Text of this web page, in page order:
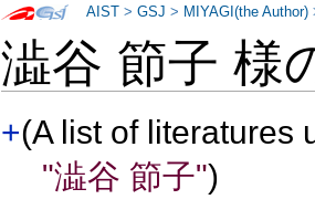
澁谷 節子 様
+(A list of literatures
"澁谷 節子")
AIST >GSJ > MIYAGI(the Author)